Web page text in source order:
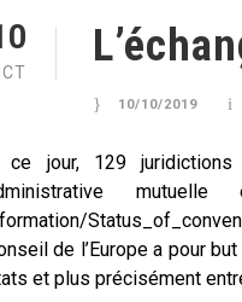
10/10/2019
ce jour, 129 juridictions
mutuelle
de l’Europe a pour
et plus précisément